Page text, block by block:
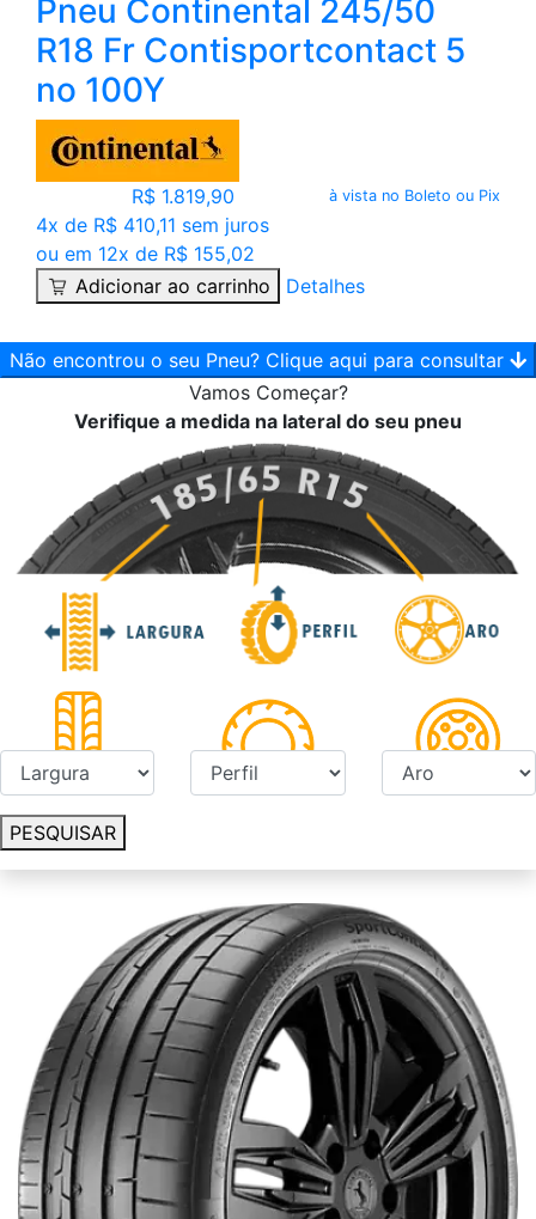
Pneu Continental 245/50
R18 Fr Contisportcontact 5
no 100Y
R$ 1.819,90 à vista no Boleto ou Pix
4x de R$ 410,11 sem juros
ou em 12x de R$ 155,02
Adicionar ao carrinho
Detalhes
Não encontrou o seu Pneu? Clique aqui para consultar
Vamos Começar?
Verifique a medida na lateral do seu pneu
PESQUISAR